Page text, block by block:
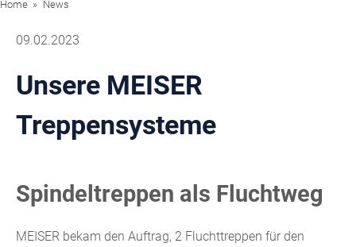
Home News
09.02.2023
Unsere MEISER
Treppensysteme
Spindeltreppen als Fluchtweg
MEISER bekam den Auftrag, 2 Fluchttreppen für den